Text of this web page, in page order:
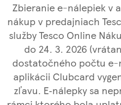
Zbieranie e-nálepiek v
nákup v predajniach
služby Tesco Online
do 24. 3. 2026
dostatočného počtu e-
aplikácii Clubcard
zľavu. E‑nálepky sa